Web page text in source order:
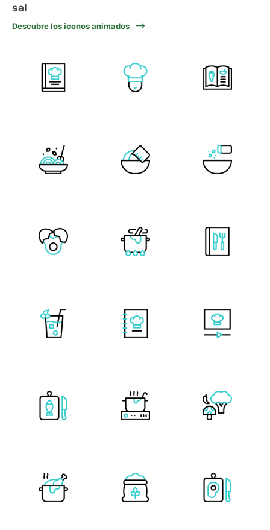
sal
Descubre los iconos animados